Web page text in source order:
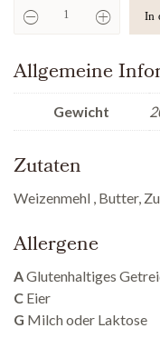
Butterkeks- In
Allgemeine
Gewicht
Zutaten
Weizenmehl , Butter,
Allergene
AGlutenhaltiges
C Eier
G Milch oder Laktose